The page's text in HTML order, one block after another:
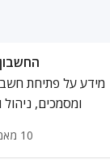
מידע על פתיחת
ומסמכים,
10 מאמרים